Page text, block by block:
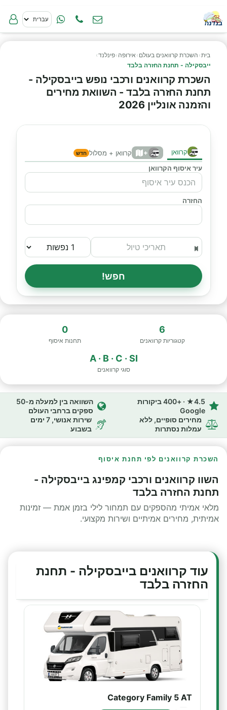
בית› השכרת קרוואנים בעולם › אירופה ›פינלנד›
ייבסקילה - תחנת החזרה בלבד
השכרת קרוואנים ורכבי נופש בייבסקילה -
תחנת החזרה בלבד - השוואת מחירים
והזמנה אונליין 2026
קרוואן + קרוואן + מסלול חדש
עיר איסוף הקרוואן
החזרה
חפש!
6
קטגוריות קרוואנים
0
תחנות איסוף
A · B · C · SI
סוגי קרוואנים
4.5★ · +400 ביקורות
Google
השוואה בין למעלה מ-50
ספקים ברחבי העולם
מחירים סופיים, ללא
עמלות נסתרות
שירות אנושי, 7 ימים
בשבוע
השכרת קרוואנים לפי תחנת איסוף
השוו קרוואנים ורכבי קמפינג בייבסקילה -
תחנת החזרה בלבד
מלאי אמיתי מהספקים עם תמחור לילי בזמן אמת — זמינות
אמיתית, מחירים אמיתיים ושירות מקצועי.
עוד קרוואנים בייבסקילה - תחנת
החזרה בלבד
Category Family 5 AT